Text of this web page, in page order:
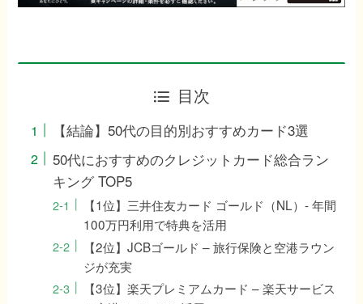
目次
【結論】50代の目的別おすすめカード3選
50代におすすめのクレジットカード総合ラン
キング TOP5
【1位】三井住友カード ゴールド（NL）- 年間
100万円利用で特典を活用
【2位】JCBゴールド – 旅行保険と空港ラウン
ジが充実
【3位】楽天プレミアムカード – 楽天サービス